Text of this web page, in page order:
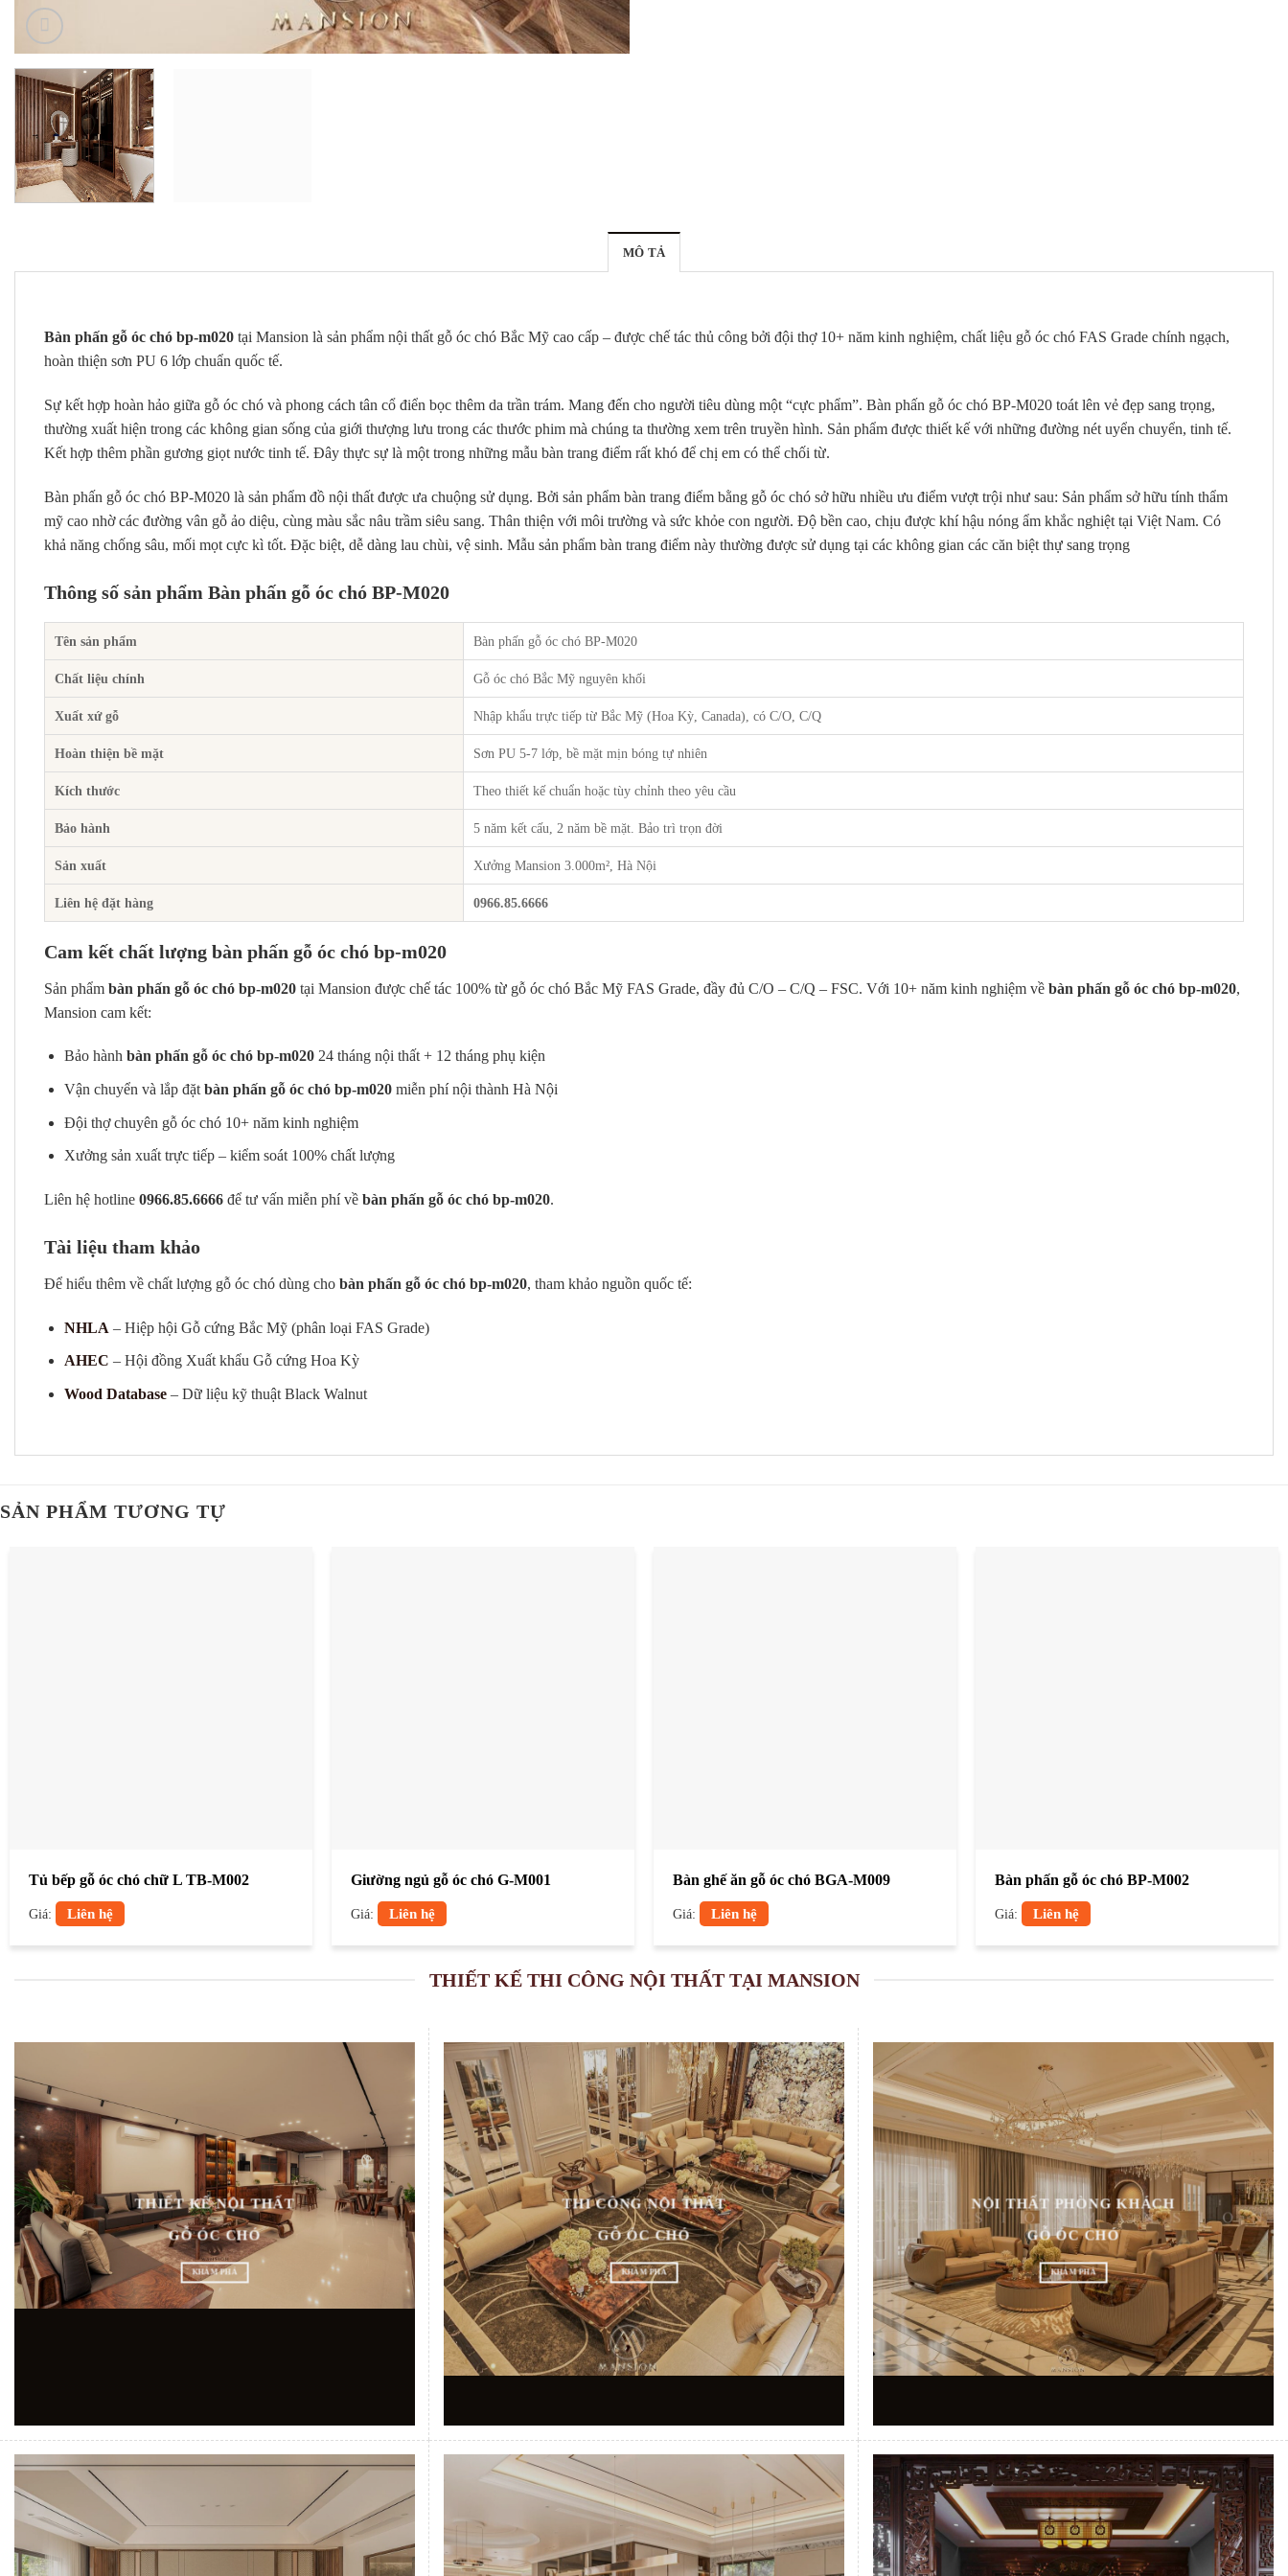
MÔ TẢ
Bàn phấn gỗ óc chó bp-m020 tại Mansion là sản phẩm nội thất gỗ óc chó Bắc Mỹ cao cấp – được chế tác thủ công bởi đội thợ 10+ năm kinh nghiệm, chất liệu gỗ óc chó FAS Grade chính ngạch,
hoàn thiện sơn PU 6 lớp chuẩn quốc tế.
Sự kết hợp hoàn hảo giữa gỗ óc chó và phong cách tân cổ điển bọc thêm da trần trám. Mang đến cho người tiêu dùng một “cực phẩm”. Bàn phấn gỗ óc chó BP-M020 toát lên vẻ đẹp sang trọng,
thường xuất hiện trong các không gian sống của giới thượng lưu trong các thước phim mà chúng ta thường xem trên truyền hình. Sản phẩm được thiết kế với những đường nét uyển chuyển, tinh tế.
Kết hợp thêm phần gương giọt nước tinh tế. Đây thực sự là một trong những mẫu bàn trang điểm rất khó để chị em có thể chối từ.
Bàn phấn gỗ óc chó BP-M020 là sản phẩm đồ nội thất được ưa chuộng sử dụng. Bởi sản phẩm bàn trang điểm bằng gỗ óc chó sở hữu nhiều ưu điểm vượt trội như sau: Sản phẩm sở hữu tính thẩm
mỹ cao nhờ các đường vân gỗ ảo diệu, cùng màu sắc nâu trầm siêu sang. Thân thiện với môi trường và sức khỏe con người. Độ bền cao, chịu được khí hậu nóng ẩm khắc nghiệt tại Việt Nam. Có
khả năng chống sâu, mối mọt cực kì tốt. Đặc biệt, dễ dàng lau chùi, vệ sinh. Mẫu sản phẩm bàn trang điểm này thường được sử dụng tại các không gian các căn biệt thự sang trọng
Thông số sản phẩm Bàn phấn gỗ óc chó BP-M020
Tên sản phẩm Bàn phấn gỗ óc chó BP-M020
Chất liệu chính Gỗ óc chó Bắc Mỹ nguyên khối
Xuất xứ gỗ Nhập khẩu trực tiếp từ Bắc Mỹ (Hoa Kỳ, Canada), có C/O, C/Q
Hoàn thiện bề mặt Sơn PU 5-7 lớp, bề mặt mịn bóng tự nhiên
Kích thước Theo thiết kế chuẩn hoặc tùy chỉnh theo yêu cầu
Bảo hành 5 năm kết cấu, 2 năm bề mặt. Bảo trì trọn đời
Sản xuất Xưởng Mansion 3.000m², Hà Nội
Liên hệ đặt hàng 0966.85.6666
Cam kết chất lượng bàn phấn gỗ óc chó bp-m020
Sản phẩm bàn phấn gỗ óc chó bp-m020 tại Mansion được chế tác 100% từ gỗ óc chó Bắc Mỹ FAS Grade, đầy đủ C/O – C/Q – FSC. Với 10+ năm kinh nghiệm về bàn phấn gỗ óc chó bp-m020,
Mansion cam kết:
Bảo hành bàn phấn gỗ óc chó bp-m02024 tháng nội thất + 12 tháng phụ kiện
Vận chuyển và lắp đặt bàn phấn gỗ óc chó bp-m020miễn phí nội thành Hà Nội
Đội thợ chuyên gỗ óc chó 10+ năm kinh nghiệm
Xưởng sản xuất trực tiếp – kiểm soát 100% chất lượng
Liên hệ hotline 0966.85.6666 để tư vấn miễn phí về bàn phấn gỗ óc chó bp-m020.
Tài liệu tham khảo
Để hiểu thêm về chất lượng gỗ óc chó dùng cho bàn phấn gỗ óc chó bp-m020, tham khảo nguồn quốc tế:
NHLA – Hiệp hội Gỗ cứng Bắc Mỹ (phân loại FAS Grade)
AHEC – Hội đồng Xuất khẩu Gỗ cứng Hoa Kỳ
Wood Database– Dữ liệu kỹ thuật Black Walnut
SẢN PHẨM TƯƠNG TỰ
Tủ bếp gỗ óc chó chữ L TB-M002
Giá: Liên hệ
Giường ngủ gỗ óc chó G-M001
Giá: Liên hệ
Bàn ghế ăn gỗ óc chó BGA-M009
Giá: Liên hệ
Bàn phấn gỗ óc chó BP-M002
Giá: Liên hệ
THIẾT KẾ THI CÔNG NỘI THẤT TẠI MANSION
THIẾT KẾ NỘI THẤT
GỖ ÓC CHÓ
KHÁM PHÁ
THI CÔNG NỘI THẤT
GỖ ÓC CHÓ
KHÁM PHÁ
NỘI THẤT PHÒNG KHÁCH
GỖ ÓC CHÓ
KHÁM PHÁ